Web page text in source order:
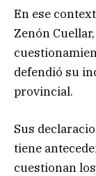
En ese
Zenón
defendió su
provincial.
Sus
tiene
cuestionan